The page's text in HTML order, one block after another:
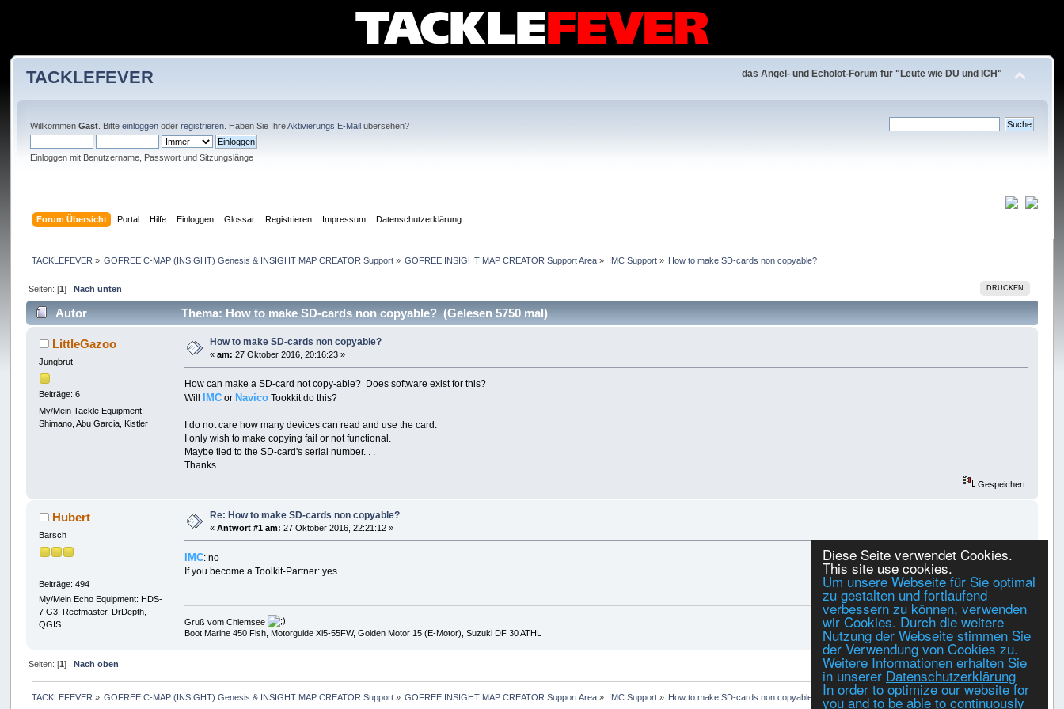
Diese Seite verwendet Cookies.
This site use cookies.
Um unsere Webseite für Sie optimal
zu gestalten und fortlaufend
verbessern zu können, verwenden
wir Cookies. Durch die weitere
Nutzung der Webseite stimmen Sie
der Verwendung von Cookies zu.
Weitere Informationen erhalten Sie
in unserer Datenschutzerklärung
In order to optimize our website for
you and to be able to continuously
TACKLEFEVER das Angel- und Echolot-Forum für "Leute wie DU und ICH"
WillkommenGast . Bitteeinloggen oderregistrieren . Haben Sie IhreAktivierungs E-Mail übersehen?
Einloggen mit Benutzername, Passwort und Sitzungslänge
Forum Übersicht Portal Hilfe Einloggen Glossar Registrieren Impressum Datenschutzerklärung
TACKLEFEVER » GOFREE C-MAP (INSIGHT) Genesis & INSIGHT MAP CREATOR Support » GOFREE INSIGHT MAP CREATOR Support Area » IMC Support» How to make SD-cards non copyable?
DRUCKEN
Seiten: [1] Nach unten
Autor Thema: How to make SD-cards non copyable? (Gelesen 5750 mal)
LittleGazoo
Jungbrut
Beiträge: 6
My/Mein Tackle Equipment:
Shimano, Abu Garcia, Kistler
How to make SD-cards non copyable?
«am: 27 Oktober 2016, 20:16:23 »
How can make a SD-card not copy-able? Does software exist for this?
Will
IMC or Navico Tookkit do this?
I do not care how many devices can read and use the card.
I only wish to make copying fail or not functional.
Maybe tied to the SD-card's serial number. . .
Thanks
Gespeichert
Hubert
Barsch
Beiträge: 494
My/Mein Echo Equipment: HDS-
7 G3, Reefmaster, DrDepth,
QGIS
Re: How to make SD-cards non copyable?
«Antwort #1 am: 27 Oktober 2016, 22:21:12 »
IMC: no
If you become a Toolkit-Partner: yes
Gespeichert
Gruß vom Chiemsee
Boot Marine 450 Fish, Motorguide Xi5-55FW, Golden Motor 15 (E-Motor), Suzuki DF 30 ATHL
DRUCKEN
Seiten: [1] Nach oben
TACKLEFEVER » GOFREE C-MAP (INSIGHT) Genesis & INSIGHT MAP CREATOR Support » GOFREE INSIGHT MAP CREATOR Support Area » IMC Support» How to make SD-cards non copyable?